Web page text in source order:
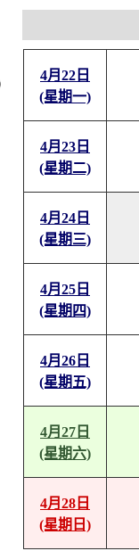
4月22日
(星期一)
4月23日
(星期二)
4月24日
(星期三)
4月25日
(星期四)
4月26日
(星期五)
4月27日
(星期六)
4月28日
(星期日)